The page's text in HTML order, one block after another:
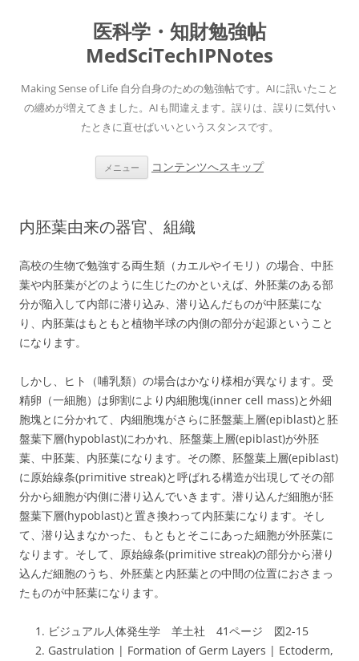
医科学・知財勉強帖
MedSciTechIPNotes
Making Sense of Life 自分自身のための勉強帖です。AIに訊いたこと
の纏めが増えてきました。AIも間違えます。誤りは、誤りに気付い
たときに直せばいいというスタンスです。
メニュー コンテンツへスキップ
内胚葉由来の器官、組織
高校の生物で勉強する両生類（カエルやイモリ）の場合、中胚
葉や内胚葉がどのように生じたのかといえば、外胚葉のある部
分が陥入して内部に潜り込み、潜り込んだものが中胚葉にな
り、内胚葉はもともと植物半球の内側の部分が起源ということ
になります。
しかし、ヒト（哺乳類）の場合はかなり様相が異なります。受
精卵（一細胞）は卵割により内細胞塊(inner cell mass)と外細
胞塊とに分かれて、内細胞塊がさらに胚盤葉上層(epiblast)と胚
盤葉下層(hypoblast)にわかれ、胚盤葉上層(epiblast)が外胚
葉、中胚葉、内胚葉になります。その際、胚盤葉上層(epiblast)
に原始線条(primitive streak)と呼ばれる構造が出現してその部
分から細胞が内側に潜り込んでいきます。潜り込んだ細胞が胚
盤葉下層(hypoblast)と置き換わって内胚葉になります。そし
て、潜り込まなかった、もともとそこにあった細胞が外胚葉に
なります。そして、原始線条(primitive streak)の部分から潜り
込んだ細胞のうち、外胚葉と内胚葉との中間の位置におさまっ
たものが中胚葉になります。
ビジュアル人体発生学 羊土社 41ページ 図2-15
Gastrulation | Formation of Germ Layers | Ectoderm,